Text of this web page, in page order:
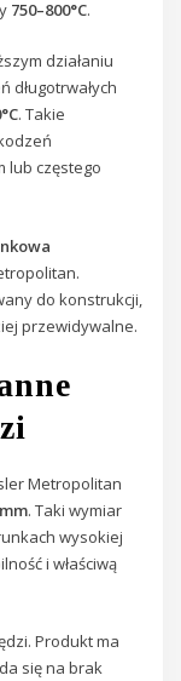
750–800°C.
działaniu
długotrwałych
. Takie
lub częstego
do konstrukcji,
przewidywalne.
Metropolitan
. Taki wymiar
wysokiej
i właściwą
Produkt ma
się na brak